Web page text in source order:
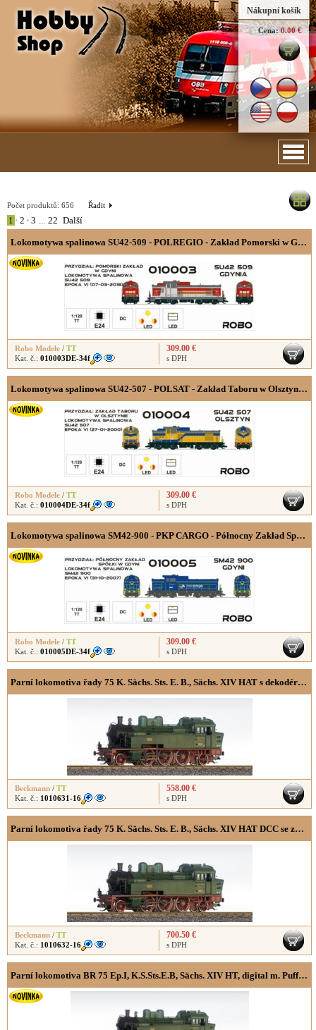
Nákupní košík
Cena: 0.00 €
Řadit
Počet produktů: 656
1 • 2 • 3 ... 22 Další
Lokomotywa spalinowa SU42-509 - POLREGIO - Zakład Pomorski w Gdyni, wersja cyfrowa z dekoderem dźwięku,
Robo Modele / TT
Kat. č.: 010003DE-34f
309.00 €
s DPH
Lokomotywa spalinowa SU42-507 - POLSAT - Zakład Taboru w Olsztynie, wersja cyfrowa z dekoderem dźwięku,
Robo Modele / TT
Kat. č.: 010004DE-34f
309.00 €
s DPH
Lokomotywa spalinowa SM42-900 - PKP CARGO - Północny Zakład Spółki w Gdyni, wersja cyfrowa z dekoderem dźwięku,
Robo Modele / TT
Kat. č.: 010005DE-34f
309.00 €
s DPH
Parní lokomotiva řady 75 K. Sächs. Sts. E. B., Sächs. XIV HAT s dekodérem (ZIMO)
Beckmann / TT
Kat. č.: 1010631-16
558.00 €
s DPH
Parní lokomotiva řady 75 K. Sächs. Sts. E. B., Sächs. XIV HAT DCC se zvukem (ZIMO, Henning-Sound)
Beckmann / TT
Kat. č.: 1010632-16
700.50 €
s DPH
Parní lokomotiva BR 75 Ep.I, K.S.Sts.E.B, Sächs. XIV HT, digital m. Puffersp., gerader W.